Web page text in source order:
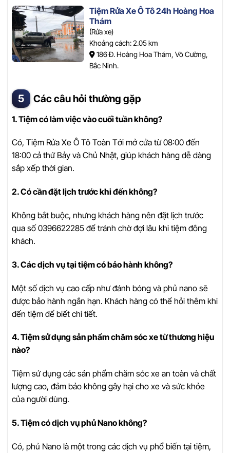
Tiệm Rửa Xe Ô Tô 24h Hoàng Hoa
Thám
(Rửa xe)
Khoảng cách: 2.05 km
186 Đ. Hoàng Hoa Thám, Võ Cường,
Bắc Ninh.
Các câu hỏi thường gặp
1. Tiệm có làm việc vào cuối tuần không?
Có, Tiệm Rửa Xe Ô Tô Toàn Tới mở cửa từ 08:00 đến
18:00 cả thứ Bảy và Chủ Nhật, giúp khách hàng dễ dàng
sắp xếp thời gian.
2. Có cần đặt lịch trước khi đến không?
Không bắt buộc, nhưng khách hàng nên đặt lịch trước
qua số 0396622285 để tránh chờ đợi lâu khi tiệm đông
khách.
3. Các dịch vụ tại tiệm có bảo hành không?
Một số dịch vụ cao cấp như đánh bóng và phủ nano sẽ
được bảo hành ngắn hạn. Khách hàng có thể hỏi thêm khi
đến tiệm để biết chi tiết.
4. Tiệm sử dụng sản phẩm chăm sóc xe từ thương hiệu
nào?
Tiệm sử dụng các sản phẩm chăm sóc xe an toàn và chất
lượng cao, đảm bảo không gây hại cho xe và sức khỏe
của người dùng.
5. Tiệm có dịch vụ phủ Nano không?
Có, phủ Nano là một trong các dịch vụ phổ biến tại tiệm,